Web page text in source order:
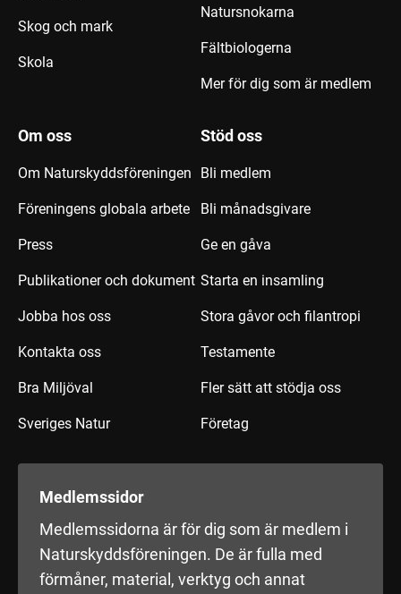
Skog och mark
Skola
Natursnokarna
Fältbiologerna
Mer för dig som är medlem
Om oss
Om Naturskyddsföreningen
Föreningens globala arbete
Press
Publikationer och dokument
Jobba hos oss
Kontakta oss
Bra Miljöval
Sveriges Natur
Stöd oss
Bli medlem
Bli månadsgivare
Ge en gåva
Starta en insamling
Stora gåvor och filantropi
Testamente
Fler sätt att stödja oss
Företag
Medlemssidor
Medlemssidorna är för dig som är medlem i
Naturskyddsföreningen. De är fulla med
förmåner, material, verktyg och annat